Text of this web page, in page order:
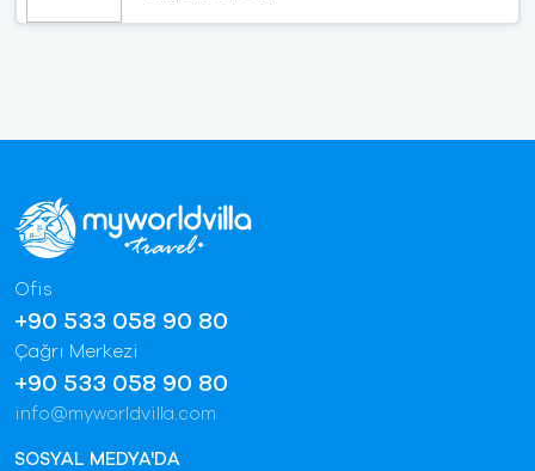
Ofis
+90 533 058 90 80
Çağrı Merkezi
+90 533 058 90 80
info@myworldvilla.com
SOSYAL MEDYA'DA